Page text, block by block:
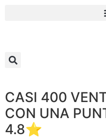
CASI 400
CON UNA
4.8⭐